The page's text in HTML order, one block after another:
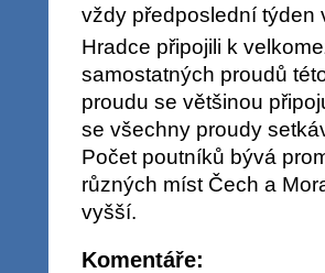
vždy předposlední týden
Hradce připojili k
samostatných proudů
proudu se většinou
se všechny proudy
Počet poutníků bývá
různých míst Čech a
vyšší.
Komentáře: